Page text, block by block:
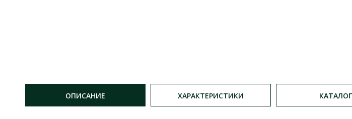
ОПИСАНИЕ ХАРАКТЕРИСТИКИ КАТАЛОГ